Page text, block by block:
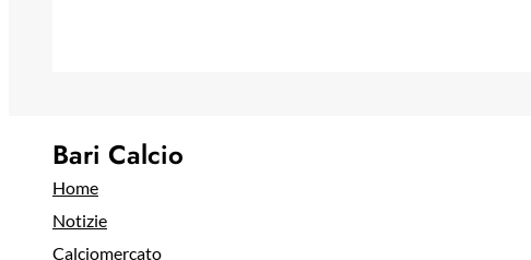
Bari Calcio
Home
Notizie
Calciomercato